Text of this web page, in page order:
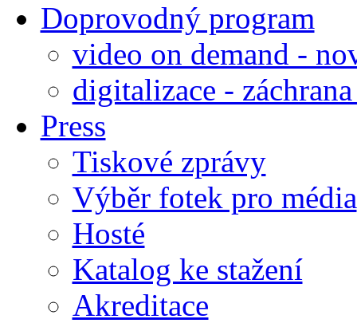
Doprovodný program
video on demand -
digitalizace -
Press
Tiskové zprávy
Výběr fotek pro média
Hosté
Katalog ke stažení
Akreditace